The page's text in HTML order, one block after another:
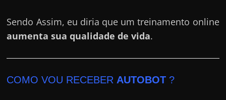
Sendo Assim, eu diria que um treinamento online
aumenta sua qualidade de vida.
COMO VOU RECEBER AUTOBOT ?